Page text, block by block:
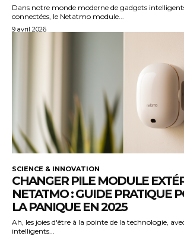
Dans notre monde moderne de gadgets
connectées, le Netatmo module...
9 avril 2026
SCIENCE & INNOVATION
CHANGER PILE MODULE
NETATMO : GUIDE PRATIQUE
LA PANIQUE EN 2025
Ah, les joies d'être à la pointe de la technologie,
intelligents...